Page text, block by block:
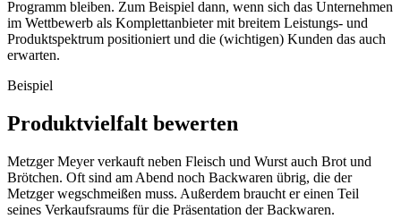
Programm bleiben. Zum Beispiel dann, wenn sich das Unternehmen
im Wettbewerb als Komplettanbieter mit breitem Leistungs- und
Produktspektrum positioniert und die (wichtigen) Kunden das auch
erwarten.
Beispiel
Produktvielfalt bewerten
Metzger Meyer verkauft neben Fleisch und Wurst auch Brot und
Brötchen. Oft sind am Abend noch Backwaren übrig, die der
Metzger wegschmeißen muss. Außerdem braucht er einen Teil
seines Verkaufsraums für die Präsentation der Backwaren.